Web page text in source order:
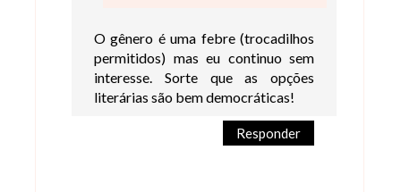
O gênero é uma febre (trocadilhos
permitidos) mas eu continuo sem
interesse. Sorte que as opções
literárias são bem democráticas!
Responder